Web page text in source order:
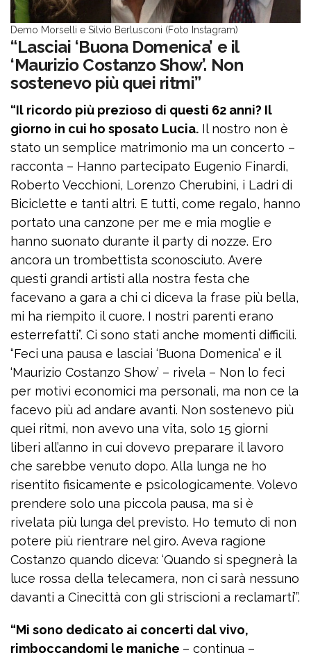
Demo Morselli e Silvio Berlusconi (Foto Instagram)
“Lasciai ‘Buona Domenica’ e il
‘Maurizio Costanzo Show’. Non
sostenevo più quei ritmi”
“Il ricordo più prezioso di questi 62 anni? Il
giorno in cui ho sposato Lucia. Il nostro non è
stato un semplice matrimonio ma un concerto –
racconta – Hanno partecipato Eugenio Finardi,
Roberto Vecchioni, Lorenzo Cherubini, i Ladri di
Biciclette e tanti altri. E tutti, come regalo, hanno
portato una canzone per me e mia moglie e
hanno suonato durante il party di nozze. Ero
ancora un trombettista sconosciuto. Avere
questi grandi artisti alla nostra festa che
facevano a gara a chi ci diceva la frase più bella,
mi ha riempito il cuore. I nostri parenti erano
esterrefatti”. Ci sono stati anche momenti difficili.
“Feci una pausa e lasciai ‘Buona Domenica’ e il
‘Maurizio Costanzo Show’ – rivela – Non lo feci
per motivi economici ma personali, ma non ce la
facevo più ad andare avanti. Non sostenevo più
quei ritmi, non avevo una vita, solo 15 giorni
liberi all’anno in cui dovevo preparare il lavoro
che sarebbe venuto dopo. Alla lunga ne ho
risentito fisicamente e psicologicamente. Volevo
prendere solo una piccola pausa, ma si è
rivelata più lunga del previsto. Ho temuto di non
potere più rientrare nel giro. Aveva ragione
Costanzo quando diceva: ‘Quando si spegnerà la
luce rossa della telecamera, non ci sarà nessuno
davanti a Cinecittà con gli striscioni a reclamarti’”.
“Mi sono dedicato ai concerti dal vivo,
rimboccandomi le maniche – continua –